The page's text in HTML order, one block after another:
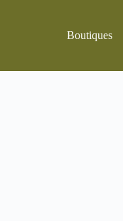
Boutiques